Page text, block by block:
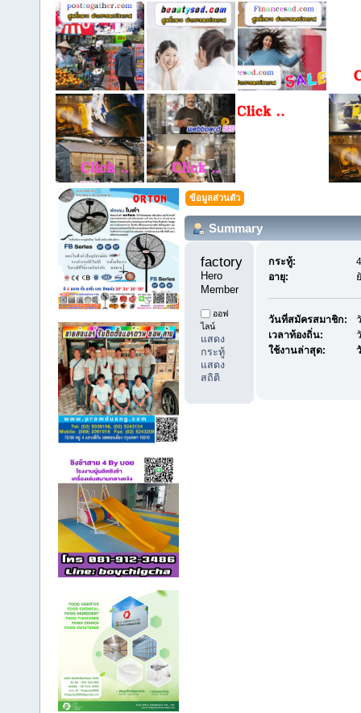
ข้อมูลส่วนตัว
Summary
factoryday1
Hero
Member
ออฟ
ไลน์
แสดง
กระทู้
แสดง
สถิติ
กระทู้:
อายุ:
วันที่สมัครสมาชิก:
เวลาท้องถิ่น:
ใช้งานล่าสุด: